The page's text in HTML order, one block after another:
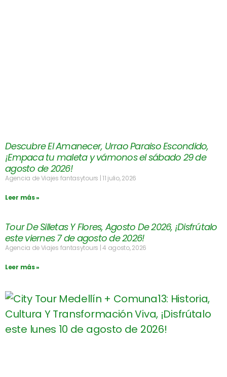
Descubre El Amanecer, Urrao Paraiso Escondido,
¡Empaca tu maleta y vámonos el sábado 29 de
agosto de 2026!
Agencia de Viajes fantasytours 11 julio, 2026
Leer más »
Tour De Silletas Y Flores, Agosto De 2026, ¡Disfrútalo
este viernes 7 de agosto de 2026!
Agencia de Viajes fantasytours 4 agosto, 2026
Leer más »